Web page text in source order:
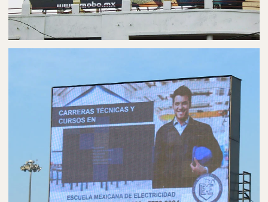
ESPECTACULARES EN MORELIA